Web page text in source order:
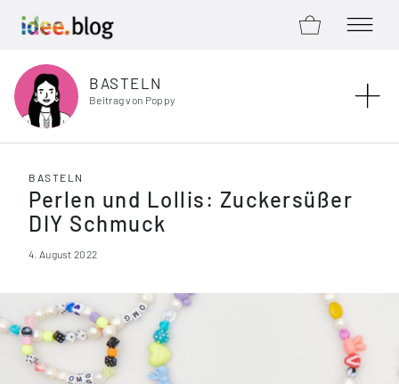
ZUM SHOPMENÜ
BASTELN
Beitrag von Poppy
BASTELN
Perlen und Lollis: Zuckersüßer
DIY Schmuck
4. August 2022